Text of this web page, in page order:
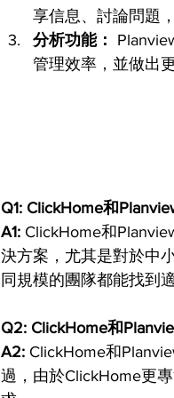
享信息、討論問題
分析功能：
管理效率，並做出
Q1: ClickHome和
A1: ClickHome和
決方案，尤其是對於中
同規模的團隊都能找到
Q2: ClickHome和
A2: ClickHome和
過，由於ClickHome更